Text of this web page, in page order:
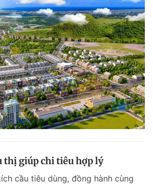
thị giúp chi tiêu hợp lý
cầu tiêu dùng, đồng hành cùng